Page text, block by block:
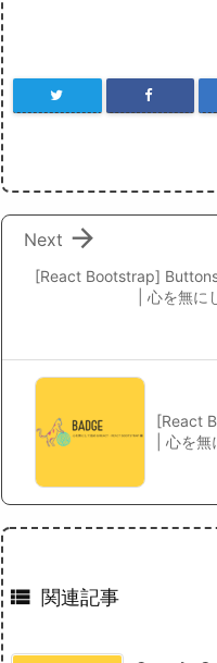
[React Bootstrap]
| 心を無

Next
[React
| 心を
 関連記事